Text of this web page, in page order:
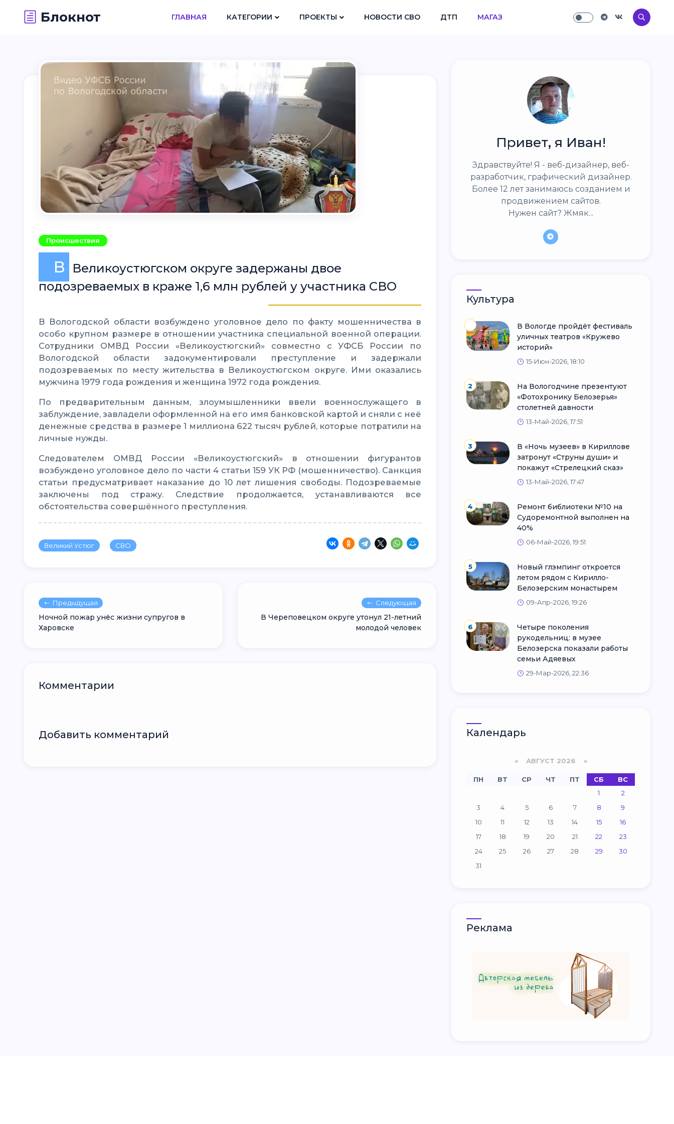
Блокнот ГЛАВНАЯ КАТЕГОРИИ ПРОЕКТЫ НОВОСТИ СВО ДТП МАГАЗ
Происшествия
В
Великоустюгском округе задержаны двое
подозреваемых в краже 1,6 млн рублей у участника СВО
В Вологодской области возбуждено уголовное дело по факту мошенничества в
особо крупном размере в отношении участника специальной военной операции.
Сотрудники ОМВД России «Великоустюгский» совместно с УФСБ России по
Вологодской области задокументировали преступление и задержали
подозреваемых по месту жительства в Великоустюгском округе. Ими оказались
мужчина 1979 года рождения и женщина 1972 года рождения.
По предварительным данным, злоумышленники ввели военнослужащего в
заблуждение, завладели оформленной на его имя банковской картой и сняли с неё
денежные средства в размере 1 миллиона 622 тысяч рублей, которые потратили на
личные нужды.
Следователем ОМВД России «Великоустюгский» в отношении фигурантов
возбуждено уголовное дело по части 4 статьи 159 УК РФ (мошенничество). Санкция
статьи предусматривает наказание до 10 лет лишения свободы. Подозреваемые
заключены под стражу. Следствие продолжается, устанавливаются все
обстоятельства совершённого преступления.
Великий Устюг СВО
Предыдущая
Ночной пожар унёс жизни супругов в
Харовске
Следующая
В Череповецком округе утонул 21-летний
молодой человек
Комментарии
Добавить комментарий
Привет, я Иван!
Здравствуйте! Я - веб-дизайнер, веб-
разработчик, графический дизайнер.
Более 12 лет занимаюсь созданием и
продвижением сайтов.
Нужен сайт? Жмяк...
Культура
В Вологде пройдёт фестиваль
уличных театров «Кружево
историй»
15-Июн-2026, 18:10
2
На Вологодчине презентуют
«Фотохронику Белозерья»
столетней давности
13-Май-2026, 17:51
3
В «Ночь музеев» в Кириллове
затронут «Струны души» и
покажут «Стрелецкий сказ»
13-Май-2026, 17:47
4
Ремонт библиотеки №10 на
Судоремонтной выполнен на
40%
06-Май-2026, 19:51
5
Новый глэмпинг откроется
летом рядом с Кирилло-
Белозерским монастырем
09-Апр-2026, 19:26
6
Четыре поколения
рукодельниц: в музее
Белозерска показали работы
семьи Адяевых
29-Мар-2026, 22:36
Календарь
«АВГУСТ 2026 »
ПН ВТ СР ЧТ ПТ СБ
ВС
1
2
3
4 5 6 7 8
9
10
11 12 13 14 15
16
17
18 19 20 21 22
23
24
25 26 27 28 29
30
31
Реклама